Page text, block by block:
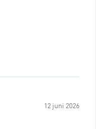
12 juni 2026